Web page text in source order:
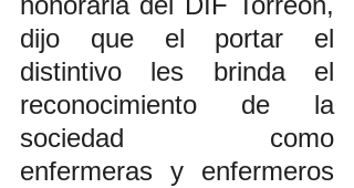
dijo que el portar el
distintivo les brinda el
reconocimiento de la
sociedad como
enfermeras y enfermeros